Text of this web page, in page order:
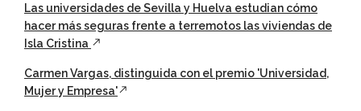
Las universidades de Sevilla y Huelva estudian cómo
hacer más seguras frente a terremotos las viviendas de
Isla Cristina
Carmen Vargas, distinguida con el premio 'Universidad,
Mujer y Empresa'